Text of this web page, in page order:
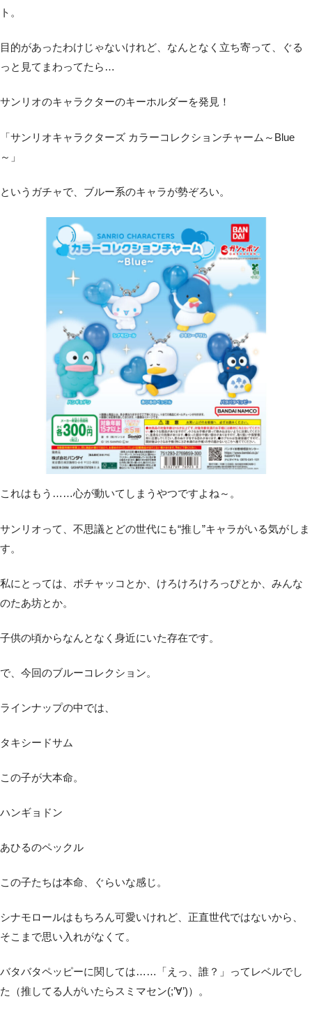
ト。
目的があったわけじゃないけれど、なんとなく立ち寄って、ぐる
っと見てまわってたら…
サンリオのキャラクターのキーホルダーを発見！
「サンリオキャラクターズ カラーコレクションチャーム～Blue
～」
というガチャで、ブルー系のキャラが勢ぞろい。
これはもう……心が動いてしまうやつですよね～。
サンリオって、不思議とどの世代にも“推し”キャラがいる気がしま
す。
私にとっては、ポチャッコとか、けろけろけろっぴとか、みんな
のたあ坊とか。
子供の頃からなんとなく身近にいた存在です。
で、今回のブルーコレクション。
ラインナップの中では、
タキシードサム
この子が大本命。
ハンギョドン
あひるのペックル
この子たちは本命、ぐらいな感じ。
シナモロールはもちろん可愛いけれど、正直世代ではないから、
そこまで思い入れがなくて。
バタバタペッピーに関しては……「えっ、誰？」ってレベルでし
た（推してる人がいたらスミマセン(;’∀’)）。